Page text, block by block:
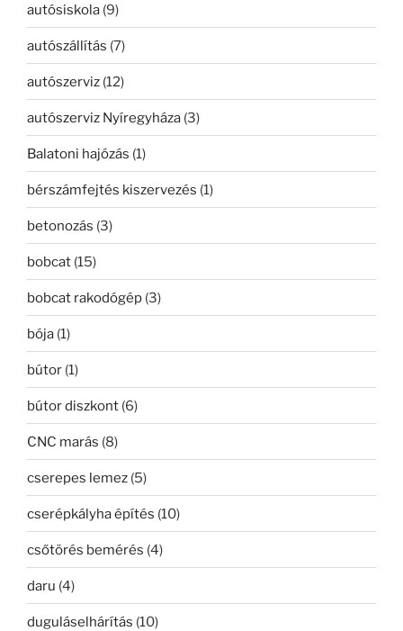
autósiskola (9)
autószállítás (7)
autószerviz (12)
autószerviz Nyíregyháza (3)
Balatoni hajózás (1)
bérszámfejtés kiszervezés (1)
betonozás (3)
bobcat (15)
bobcat rakodógép (3)
bója (1)
bútor (1)
bútor diszkont (6)
CNC marás (8)
cserepes lemez (5)
cserépkályha építés (10)
csőtörés bemérés (4)
daru (4)
duguláselhárítás (10)